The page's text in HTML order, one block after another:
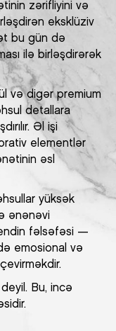
zərifliyini və
eksklüziv
bu gün də
ilə birləşdirərək
və digər premium
detallara
Əl işi
elementlər
əsl
yüksək
ənənəvi
fəlsəfəsi —
emosional və
Bu, incə